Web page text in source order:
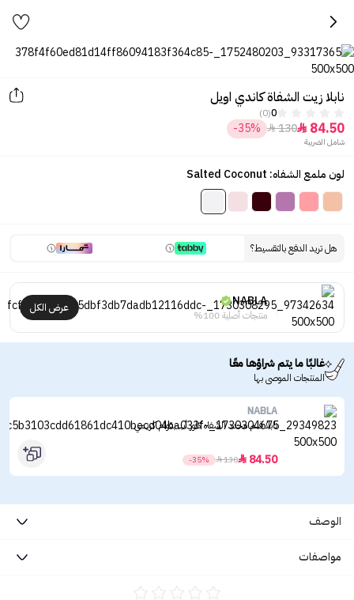
نابلا زيت الشفاة كاندي اويل
0
(0)
84.50

130

-35%
شامل الضريبة
لون ملمع الشفاه: Salted Coconut
هل تريد الدفع بالتقسيط؟
NABLA
منتجات أصلية 100%
عرض الكل
غالبًا ما يتم شراؤها معًا
المنتجات الموصى بها
NABLA
نابلا قلم محدد الشفاه كلوز أب بقوام كريمي
84.50

130

-35%
الوصف
مواصفات